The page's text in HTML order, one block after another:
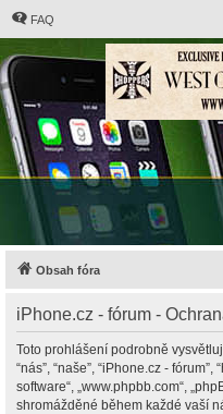
FAQ
Obsah fóra
iPhone.cz - fórum -
Toto prohlášení podrobně
“nás”, “naše”, “iPhone.cz -
software“, „www.phpbb.com“,
shromážděné během každé vaší